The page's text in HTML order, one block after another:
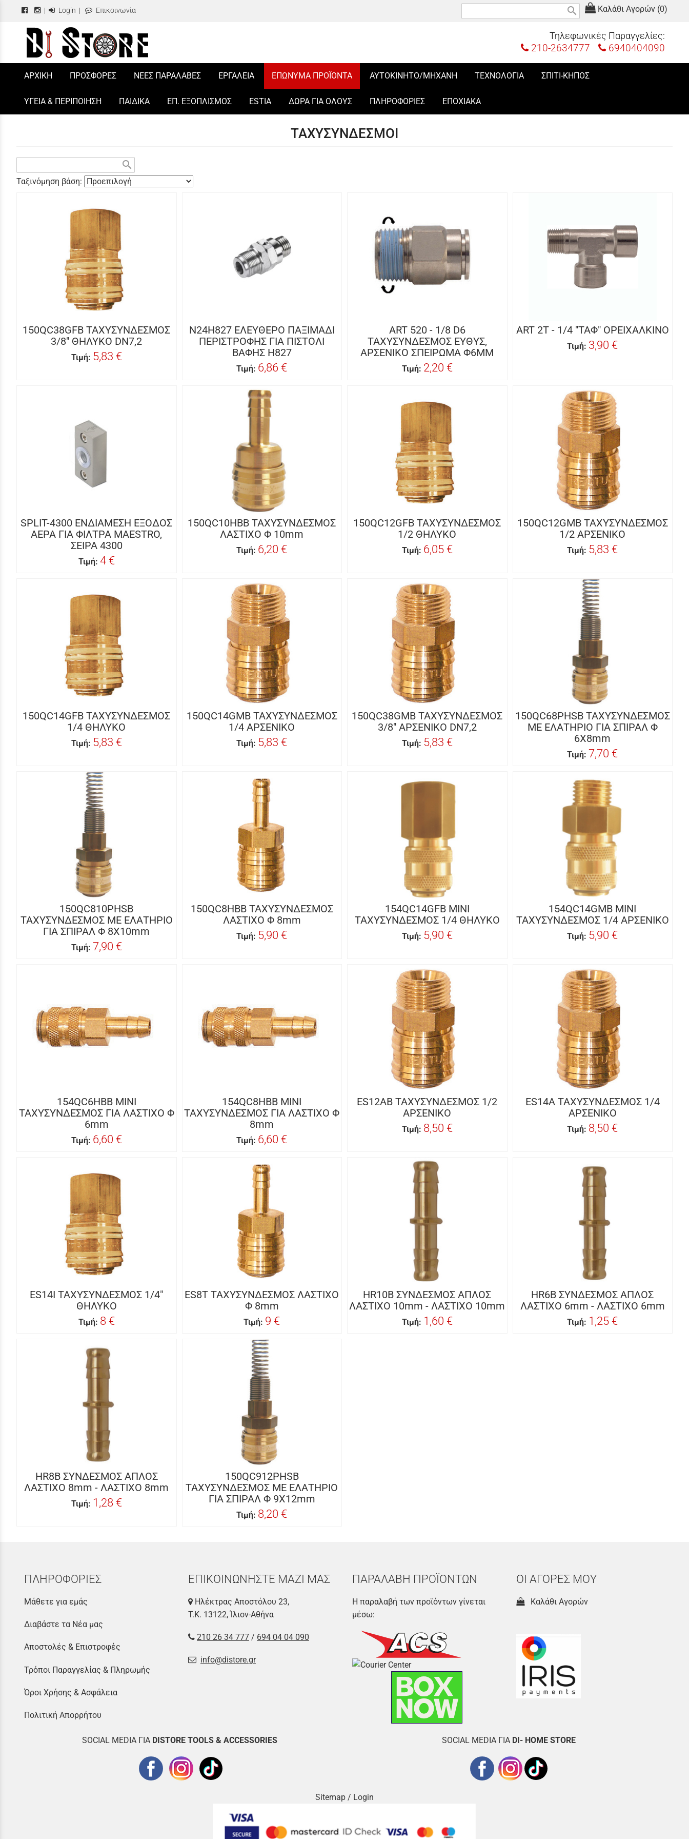
| Login | Επικοινωνία Καλάθι Αγορών (0)
search
Τηλεφωνικές Παραγγελίες:
210-2634777 6940404090
/
ΑΡΧΙΚΗ ΠΡΟΣΦΟΡΕΣ ΝΕΕΣ ΠΑΡΑΛΑΒΕΣ ΕΡΓΑΛΕΙΑ ΕΠΩΝΥΜΑ ΠΡΟΪΟΝΤΑ ΑΥΤΟΚΙΝΗΤΟ/ΜΗΧΑΝΗ ΤΕΧΝΟΛΟΓΙΑ ΣΠΙΤΙ-ΚΗΠΟΣ
ΥΓΕΙΑ & ΠΕΡΙΠΟΙΗΣΗ ΠΑΙΔΙΚΑ ΕΠ. ΕΞΟΠΛΙΣΜΟΣ ESTIA ΔΩΡΑ ΓΙΑ ΟΛΟΥΣ ΠΛΗΡΟΦΟΡΙΕΣ ΕΠΟΧΙΑΚΑ
ΤΑΧΥΣΥΝΔΕΣΜΟΙ
search
Ταξινόμηση βάση:
150QC38GFB ΤΑΧΥΣΥΝΔΕΣΜΟΣ
3/8" ΘΗΛΥΚΟ DN7,2
Τιμή: 5,83 €
N24H827 ΕΛΕΥΘΕΡΟ ΠΑΞΙΜΑΔΙ
ΠΕΡΙΣΤΡΟΦΗΣ ΓΙΑ ΠΙΣΤΟΛΙ
ΒΑΦΗΣ H827
Τιμή: 6,86 €
ART 520 - 1/8 D6
ΤΑΧΥΣΥΝΔΕΣΜΟΣ ΕΥΘΥΣ,
ΑΡΣΕΝΙΚΟ ΣΠΕΙΡΩΜΑ Φ6MM
Τιμή: 2,20 €
ART 2T - 1/4 "ΤΑΦ" ΟΡΕΙΧΑΛΚΙΝΟ
Τιμή: 3,90 €
SPLIT-4300 ΕΝΔΙΑΜΕΣΗ ΕΞΟΔΟΣ
ΑΕΡΑ ΓΙΑ ΦΙΛΤΡΑ MAESTRO,
ΣΕΙΡΑ 4300
Τιμή: 4 €
150QC10HBB ΤΑΧΥΣΥΝΔΕΣΜΟΣ
ΛΑΣΤΙΧΟ Φ 10mm
Τιμή: 6,20 €
150QC12GFB ΤΑΧΥΣΥΝΔΕΣΜΟΣ
1/2 ΘΗΛΥΚΟ
Τιμή: 6,05 €
150QC12GMB ΤΑΧΥΣΥΝΔΕΣΜΟΣ
1/2 ΑΡΣΕΝΙΚΟ
Τιμή: 5,83 €
150QC14GFB ΤΑΧΥΣΥΝΔΕΣΜΟΣ
1/4 ΘΗΛΥΚΟ
Τιμή: 5,83 €
150QC14GMB ΤΑΧΥΣΥΝΔΕΣΜΟΣ
1/4 ΑΡΣΕΝΙΚΟ
Τιμή: 5,83 €
150QC38GMB ΤΑΧΥΣΥΝΔΕΣΜΟΣ
3/8" ΑΡΣΕΝΙΚΟ DN7,2
Τιμή: 5,83 €
150QC68PHSB ΤΑΧΥΣΥΝΔΕΣΜΟΣ
ΜΕ ΕΛΑΤΗΡΙΟ ΓΙΑ ΣΠΙΡΑΛ Φ
6Χ8mm
Τιμή: 7,70 €
150QC810PHSB
ΤΑΧΥΣΥΝΔΕΣΜΟΣ ΜΕ ΕΛΑΤΗΡΙΟ
ΓΙΑ ΣΠΙΡΑΛ Φ 8Χ10mm
Τιμή: 7,90 €
150QC8HBB ΤΑΧΥΣΥΝΔΕΣΜΟΣ
ΛΑΣΤΙΧΟ Φ 8mm
Τιμή: 5,90 €
154QC14GFB ΜΙΝΙ
ΤΑΧΥΣΥΝΔΕΣΜΟΣ 1/4 ΘΗΛΥΚΟ
Τιμή: 5,90 €
154QC14GMB ΜΙΝΙ
ΤΑΧΥΣΥΝΔΕΣΜΟΣ 1/4 ΑΡΣΕΝΙΚΟ
Τιμή: 5,90 €
154QC6HBB MINI
ΤΑΧΥΣΥΝΔΕΣΜΟΣ ΓΙΑ ΛΑΣΤΙΧΟ Φ
6mm
Τιμή: 6,60 €
154QC8HBB MINI
ΤΑΧΥΣΥΝΔΕΣΜΟΣ ΓΙΑ ΛΑΣΤΙΧΟ Φ
8mm
Τιμή: 6,60 €
ES12AB ΤΑΧΥΣΥΝΔΕΣΜΟΣ 1/2
ΑΡΣΕΝΙΚΟ
Τιμή: 8,50 €
ES14A ΤΑΧΥΣΥΝΔΕΣΜΟΣ 1/4
ΑΡΣΕΝΙΚΟ
Τιμή: 8,50 €
ES14I ΤΑΧΥΣΥΝΔΕΣΜΟΣ 1/4"
ΘΗΛΥΚΟ
Τιμή: 8 €
ES8T ΤΑΧΥΣΥΝΔΕΣΜΟΣ ΛΑΣΤΙΧΟ
Φ 8mm
Τιμή: 9 €
HR10B ΣΥΝΔΕΣΜΟΣ ΑΠΛΟΣ
ΛΑΣΤΙΧΟ 10mm - ΛΑΣΤΙΧΟ 10mm
Τιμή: 1,60 €
HR6B ΣΥΝΔΕΣΜΟΣ ΑΠΛΟΣ
ΛΑΣΤΙΧΟ 6mm - ΛΑΣΤΙΧΟ 6mm
Τιμή: 1,25 €
HR8B ΣΥΝΔΕΣΜΟΣ ΑΠΛΟΣ
ΛΑΣΤΙΧΟ 8mm - ΛΑΣΤΙΧΟ 8mm
Τιμή: 1,28 €
150QC912PHSB
ΤΑΧΥΣΥΝΔΕΣΜΟΣ ΜΕ ΕΛΑΤΗΡΙΟ
ΓΙΑ ΣΠΙΡΑΛ Φ 9Χ12mm
Τιμή: 8,20 €
ΠΛΗΡΟΦΟΡΙΕΣ
Μάθετε για εμάς
Διαβάστε τα Νέα μας
Αποστολές & Επιστροφές
Τρόποι Παραγγελίας & Πληρωμής
Όροι Χρήσης & Ασφάλεια
Πολιτική Απορρήτου
ΕΠΙΚΟΙΝΩΝΗΣΤΕ ΜΑΖΙ ΜΑΣ
Ηλέκτρας Αποστόλου 23,
Τ.Κ. 13122, Ίλιον-Αθήνα
210 26 34 777 / 694 04 04 090
info@distore.gr
ΠΑΡΑΛΑΒΗ ΠΡΟΪΟΝΤΩΝ
Η παραλαβή των προϊόντων γίνεται
μέσω:
ΟΙ ΑΓΟΡΕΣ ΜΟΥ
Καλάθι Αγορών
SOCIAL MEDIA ΓΙΑ DISTORE TOOLS & ACCESSORIES SOCIAL MEDIA ΓΙΑ DI- HOME STORE
Sitemap / Login